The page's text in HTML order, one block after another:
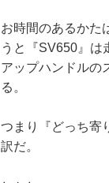
お時間のあるかた
うと『SV650』は
アップハンドルの
る。
つまり『どっち寄
訳だ。